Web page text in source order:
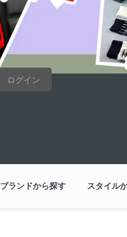
ログイン
ブランドから探す スタイル